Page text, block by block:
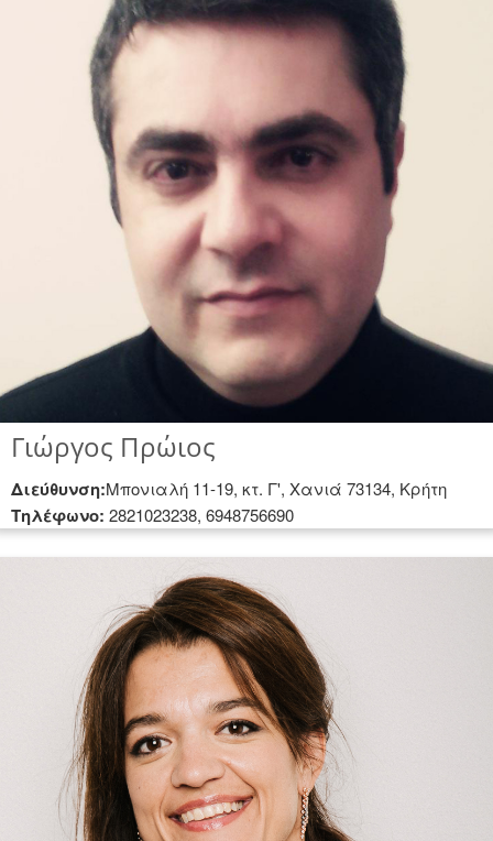
Γιώργος Πρώιος
Διεύθυνση:Μπονιαλή 11-19, κτ. Γ', Χανιά 73134, Κρήτη
Tηλέφωνο: 2821023238, 6948756690